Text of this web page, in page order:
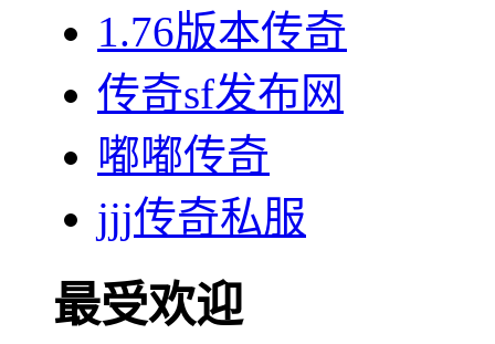
1.76版本传奇
传奇sf发布网
嘟嘟传奇
jjj传奇私服
最受欢迎